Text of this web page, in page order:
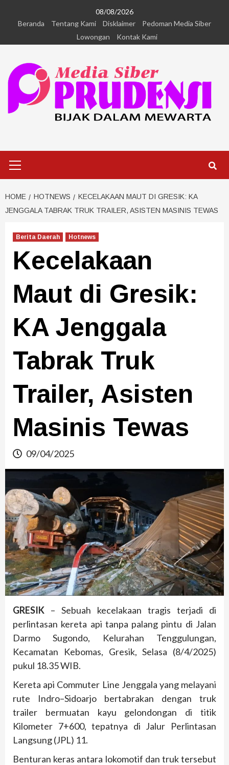
08/08/2026
Beranda
Tentang Kami Disklaimer
Pedoman Media Siber
Lowongan
Kontak Kami
HOME HOTNEWS
KECELAKAAN MAUT DI GRESIK: KA
JENGGALA TABRAK TRUK TRAILER, ASISTEN MASINIS TEWAS
Berita Daerah Hotnews
Kecelakaan
Maut di Gresik:
KA Jenggala
Tabrak Truk
Trailer, Asisten
Masinis Tewas
09/04/2025
GRESIK – Sebuah kecelakaan tragis terjadi di
perlintasan kereta api tanpa palang pintu di Jalan
Darmo Sugondo, Kelurahan Tenggulungan,
Kecamatan Kebomas, Gresik, Selasa (8/4/2025)
pukul 18.35 WIB.
Kereta api Commuter Line Jenggala yang melayani
rute Indro–Sidoarjo bertabrakan dengan truk
trailer bermuatan kayu gelondongan di titik
Kilometer 7+600, tepatnya di Jalur Perlintasan
Langsung (JPL) 11.
Benturan keras antara lokomotif dan truk tersebut